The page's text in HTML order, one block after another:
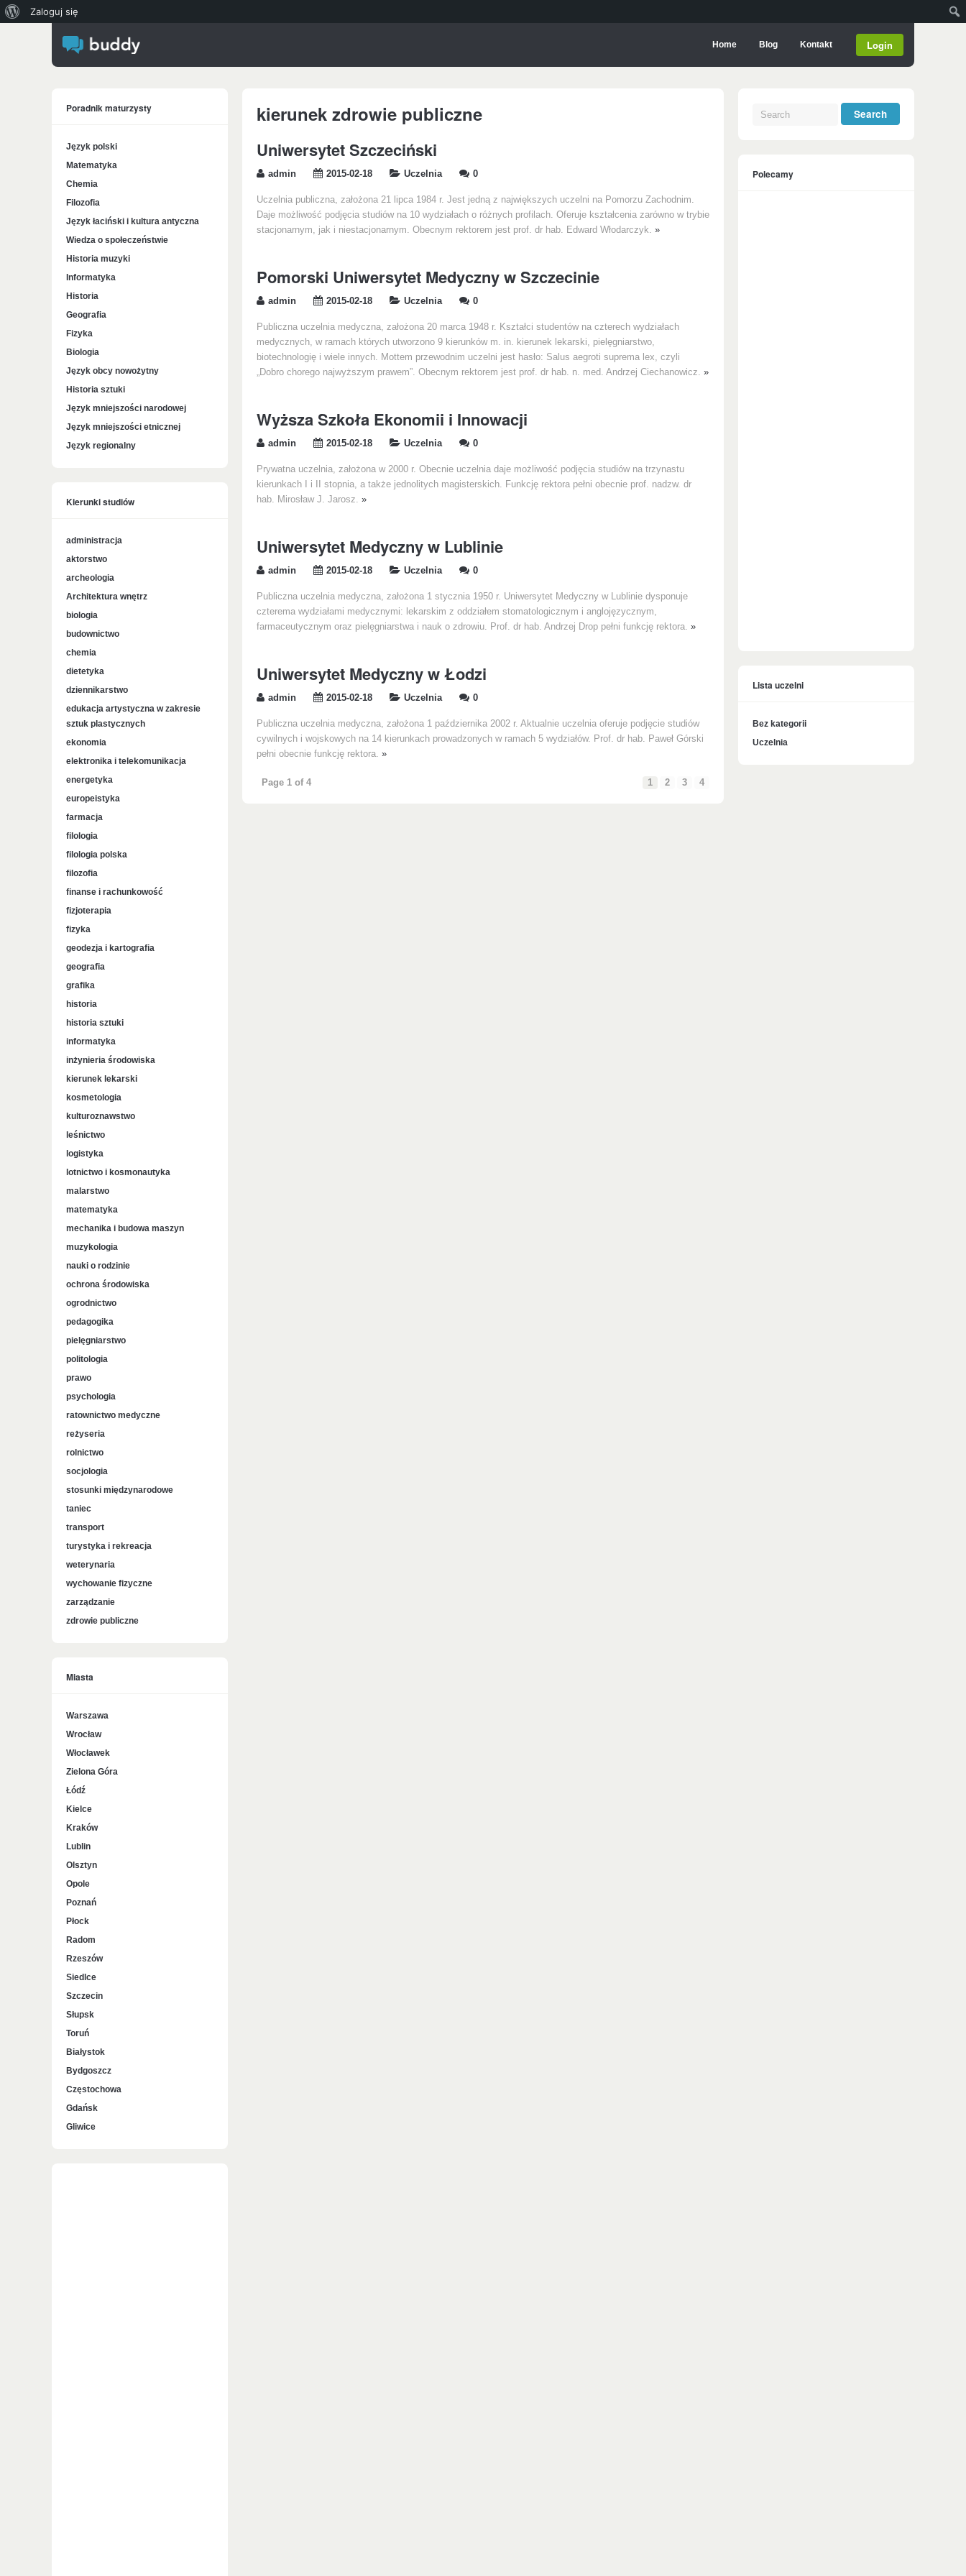
Home Blog Kontakt Login
kierunek zdrowie publiczne
Uniwersytet Szczeciński
admin 2015-02-18 Uczelnia 0
Uczelnia publiczna, założona 21 lipca 1984 r. Jest jedną z największych uczelni na Pomorzu Zachodnim.
Daje możliwość podjęcia studiów na 10 wydziałach o różnych profilach. Oferuje kształcenia zarówno w trybie
stacjonarnym, jak i niestacjonarnym. Obecnym rektorem jest prof. dr hab. Edward Włodarczyk. »
Pomorski Uniwersytet Medyczny w Szczecinie
admin 2015-02-18 Uczelnia 0
Publiczna uczelnia medyczna, założona 20 marca 1948 r. Kształci studentów na czterech wydziałach
medycznych, w ramach których utworzono 9 kierunków m. in. kierunek lekarski, pielęgniarstwo,
biotechnologię i wiele innych. Mottem przewodnim uczelni jest hasło: Salus aegroti suprema lex, czyli
„Dobro chorego najwyższym prawem”. Obecnym rektorem jest prof. dr hab. n. med. Andrzej Ciechanowicz. »
Wyższa Szkoła Ekonomii i Innowacji
admin 2015-02-18 Uczelnia 0
Prywatna uczelnia, założona w 2000 r. Obecnie uczelnia daje możliwość podjęcia studiów na trzynastu
kierunkach I i II stopnia, a także jednolitych magisterskich. Funkcję rektora pełni obecnie prof. nadzw. dr
hab. Mirosław J. Jarosz. »
Uniwersytet Medyczny w Lublinie
admin 2015-02-18 Uczelnia 0
Publiczna uczelnia medyczna, założona 1 stycznia 1950 r. Uniwersytet Medyczny w Lublinie dysponuje
czterema wydziałami medycznymi: lekarskim z oddziałem stomatologicznym i anglojęzycznym,
farmaceutycznym oraz pielęgniarstwa i nauk o zdrowiu. Prof. dr hab. Andrzej Drop pełni funkcję rektora. »
Uniwersytet Medyczny w Łodzi
admin 2015-02-18 Uczelnia 0
Publiczna uczelnia medyczna, założona 1 października 2002 r. Aktualnie uczelnia oferuje podjęcie studiów
cywilnych i wojskowych na 14 kierunkach prowadzonych w ramach 5 wydziałów. Prof. dr hab. Paweł Górski
pełni obecnie funkcję rektora. »
Page 1 of 4 1 2 3 4
Poradnik maturzysty
Język polski
Matematyka
Chemia
Filozofia
Język łaciński i kultura antyczna
Wiedza o społeczeństwie
Historia muzyki
Informatyka
Historia
Geografia
Fizyka
Biologia
Język obcy nowożytny
Historia sztuki
Język mniejszości narodowej
Język mniejszości etnicznej
Język regionalny
Kierunki studiów
administracja
aktorstwo
archeologia
Architektura wnętrz
biologia
budownictwo
chemia
dietetyka
dziennikarstwo
edukacja artystyczna w zakresie
sztuk plastycznych
ekonomia
elektronika i telekomunikacja
energetyka
europeistyka
farmacja
filologia
filologia polska
filozofia
finanse i rachunkowość
fizjoterapia
fizyka
geodezja i kartografia
geografia
grafika
historia
historia sztuki
informatyka
inżynieria środowiska
kierunek lekarski
kosmetologia
kulturoznawstwo
leśnictwo
logistyka
lotnictwo i kosmonautyka
malarstwo
matematyka
mechanika i budowa maszyn
muzykologia
nauki o rodzinie
ochrona środowiska
ogrodnictwo
pedagogika
pielęgniarstwo
politologia
prawo
psychologia
ratownictwo medyczne
reżyseria
rolnictwo
socjologia
stosunki międzynarodowe
taniec
transport
turystyka i rekreacja
weterynaria
wychowanie fizyczne
zarządzanie
zdrowie publiczne
Miasta
Warszawa
Wrocław
Włocławek
Zielona Góra
Łódź
Kielce
Kraków
Lublin
Olsztyn
Opole
Poznań
Płock
Radom
Rzeszów
Siedlce
Szczecin
Słupsk
Toruń
Białystok
Bydgoszcz
Częstochowa
Gdańsk
Gliwice
Polecamy
Lista uczelni
Bez kategorii
Uczelnia
WordPressie
Zaloguj się